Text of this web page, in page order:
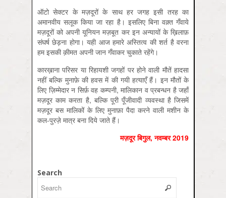
ऑटो सेक्टर के मज़दूरों के साथ हर जगह इसी तरह का
अमानवीय सलूक किया जा रहा है। इसलिए बिना वक़्त गँवाये
मज़दूरों को अपनी यूनियन मज़बूत कर इन अन्यायों के ख़िलाफ़
संघर्ष छेड़ना होगा। यही आज हमारे अस्तित्व की शर्त है वरना
हम इसकी क़ीमत अपनी जान गँवाकर चुकाते रहेंगे।
कारख़ाना परिसर या रिहायशी जगहों पर होने वाली मौतें हादसा
नहीं बल्कि मुनाफ़े की हवस में की गयी हत्याएँ हैं। इन मौतों के
लिए ज़िम्मेदार न सिर्फ़ वह कम्पनी, मालिकान व प्रबन्धन है जहाँ
मज़दूर काम करता है, बल्कि पूरी पूँजीवादी व्यवस्था है जिसमें
मज़दूर बस मालिकों के लिए मुनाफ़ा पैदा करने वाली मशीन के
कल-पुरज़े मात्र बना दिये जाते हैं।
मज़दूर बिगुल, नवम्बर 2019
Search